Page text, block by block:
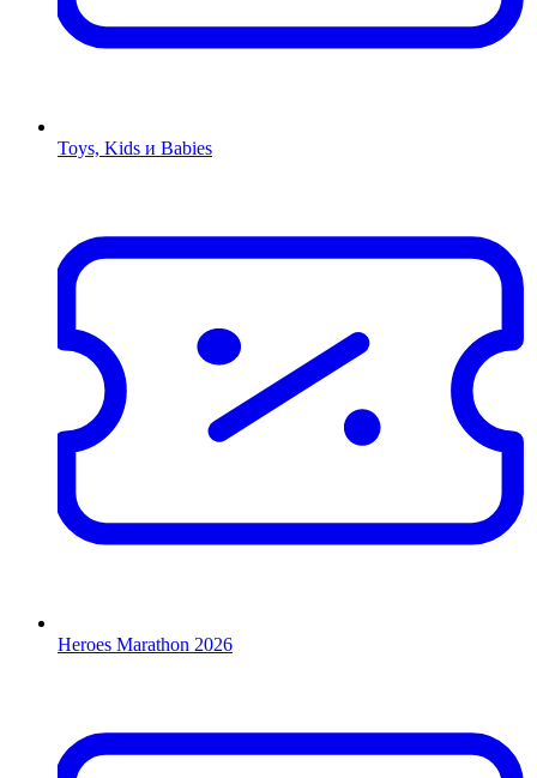
Toys, Kids и Babies
Heroes Marathon 2026